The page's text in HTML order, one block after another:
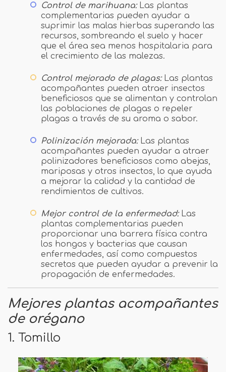
Control de marihuana:Las plantas
complementarias pueden ayudar a
suprimir las malas hierbas superando las
recursos, sombreando el suelo y hacer
que el área sea menos hospitalaria para
el crecimiento de las malezas.
Control mejorado de plagas:Las plantas
acompañantes pueden atraer insectos
beneficiosos que se alimentan y controlan
las poblaciones de plagas o repeler
plagas a través de su aroma o sabor.
Polinización mejorada:Las plantas
acompañantes pueden ayudar a atraer
polinizadores beneficiosos como abejas,
mariposas y otros insectos, lo que ayuda
a mejorar la calidad y la cantidad de
rendimientos de cultivos.
Mejor control de la enfermedad:Las
plantas complementarias pueden
proporcionar una barrera física contra
los hongos y bacterias que causan
enfermedades, así como compuestos
secretos que pueden ayudar a prevenir la
propagación de enfermedades.
Mejores plantas acompañantes
de orégano
1. Tomillo